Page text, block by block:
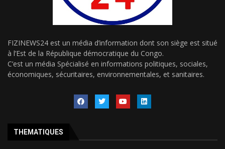
FIZINEWS24 est un média d’information dont son siège est situé
à l’Est de la République démocratique du Congo.
C’est un média Spécialisé en informations politiques, sociales,
économiques, sécuritaires, environnementales, et sanitaires.
THEMATIQUES